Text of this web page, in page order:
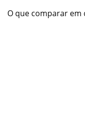
O que comparar